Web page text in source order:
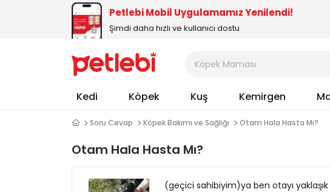
Petlebi Mobil Uygulamamız Yenilendi!
Şimdi daha hızlı ve kullanıcı dostu
Kedi Köpek Kuş Kemirgen
Soru Cevap Köpek Bakımı ve Sağlığı Otam Hala Hasta Mı?
Otam Hala Hasta Mı?
(geçici sahibiyim)ya ben otayı